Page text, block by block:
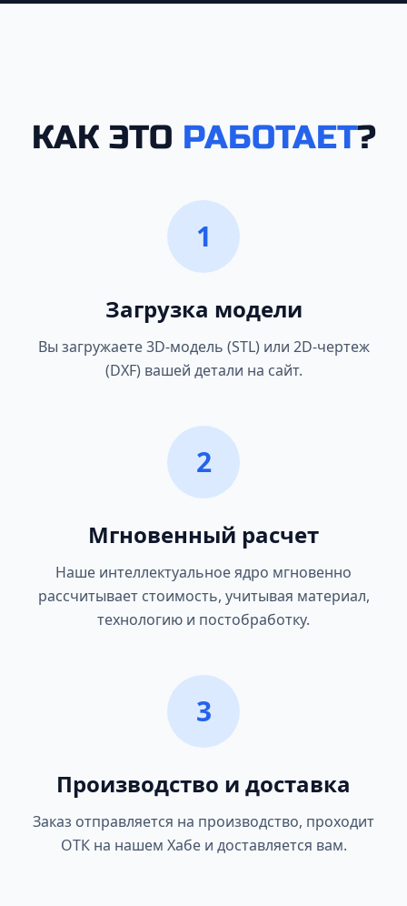
КАК ЭТО РАБОТАЕТ?
1
Загрузка модели
Вы загружаете 3D-модель (STL) или 2D-чертеж
(DXF) вашей детали на сайт.
2
Мгновенный расчет
Наше интеллектуальное ядро мгновенно
рассчитывает стоимость, учитывая материал,
технологию и постобработку.
3
Производство и доставка
Заказ отправляется на производство, проходит
ОТК на нашем Хабе и доставляется вам.